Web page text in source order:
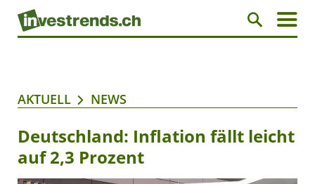
AKTUELL NEWS
Deutschland: Inflation fällt leicht
auf 2,3 Prozent